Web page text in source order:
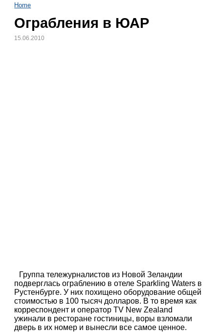
Home
Ограбления в ЮАР
15.06.2010
Группа тележурналистов из Новой Зеландии
подверглась ограблению в отеле Sparkling Waters в
Рустенбурге. У них похищено оборудование общей
стоимостью в 100 тысяч долларов. В то время как
корреспондент и оператор TV New Zealand
ужинали в ресторане гостиницы, воры взломали
дверь в их номер и вынесли все самое ценное.